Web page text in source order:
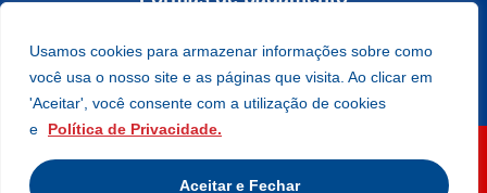
Usamos cookies para armazenar informações sobre como
você usa o nosso site e as páginas que visita. Ao clicar em
'Aceitar', você consente com a utilização de cookies
e
Política de Privacidade.
Aceitar e Fechar
Nos acompanhe
CNPJ: 46.779.490/0001-77